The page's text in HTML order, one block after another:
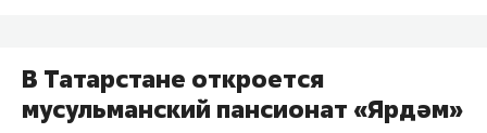
В Татарстане откроется
мусульманский пансионат «Ярдәм»